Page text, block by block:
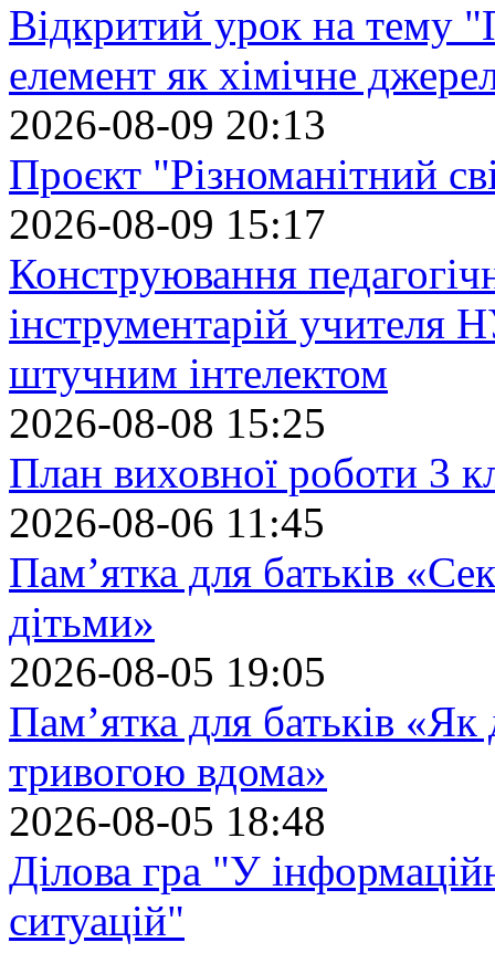
Відкритий урок на тему
елемент як хімічне
2026-08-09 20:13
Проєкт "Різноманітний
2026-08-09 15:17
Конструювання
інструментарій учителя
штучним інтелектом
2026-08-08 15:25
План виховної роботи 3
2026-08-06 11:45
Пам’ятка для батьків
дітьми»
2026-08-05 19:05
Пам’ятка для батьків
тривогою вдома»
2026-08-05 18:48
Ділова гра "У
ситуацій"